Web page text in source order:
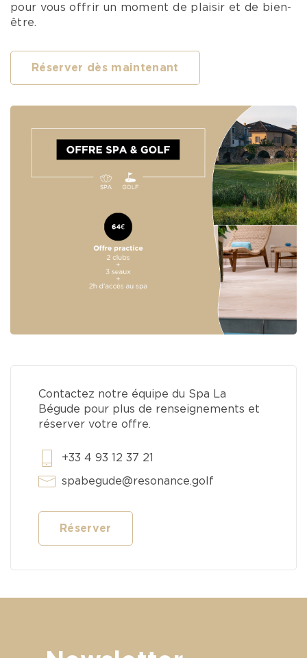
pour vous offrir un moment de plaisir et de bien-
être.
Réserver dès maintenant
Contactez notre équipe du Spa La
Bégude pour plus de renseignements et
réserver votre offre.
+33 4 93 12 37 21
spabegude@resonance.golf
Réserver